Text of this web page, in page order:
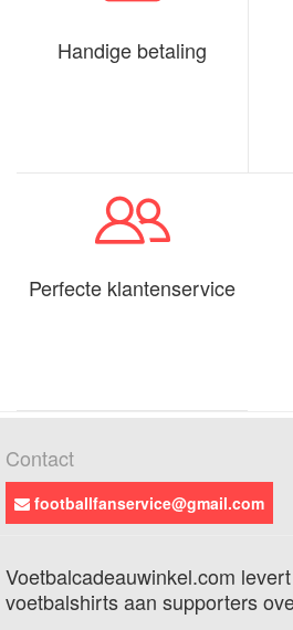
Handige betaling
Perfecte klantenservice
Contact
footballfanservice@gmail.com
Voetbalcadeauwinkel.com
voetbalshirts aan supporters